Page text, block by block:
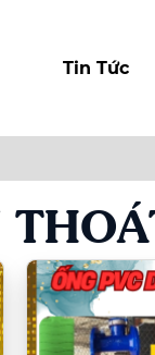
Tin Tức